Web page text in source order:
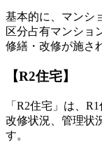
基本的に、マンシ
区分占有マンショ
修繕・改修が施さ
【R2住宅】
「R2住宅」は、
改修状況、管理状
す。